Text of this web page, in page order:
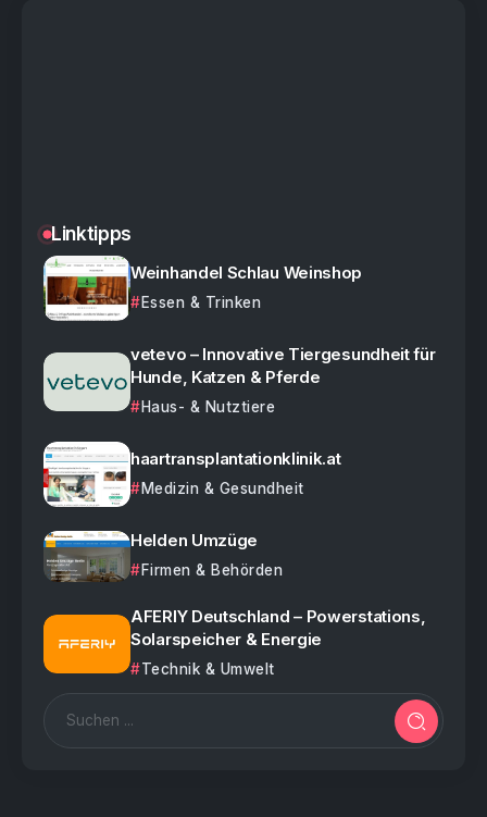
Linktipps
Weinhandel Schlau Weinshop
Essen & Trinken
vetevo – Innovative Tiergesundheit für
Hunde, Katzen & Pferde
Haus- & Nutztiere
haartransplantationklinik.at
Medizin & Gesundheit
Helden Umzüge
Firmen & Behörden
AFERIY Deutschland – Powerstations,
Solarspeicher & Energie
Technik & Umwelt